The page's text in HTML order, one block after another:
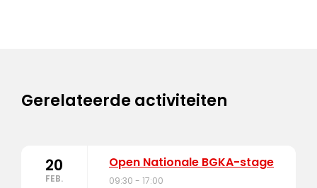
Gerelateerde activiteiten
20
FEB.
Open Nationale BGKA-stage
09:30 - 17:00